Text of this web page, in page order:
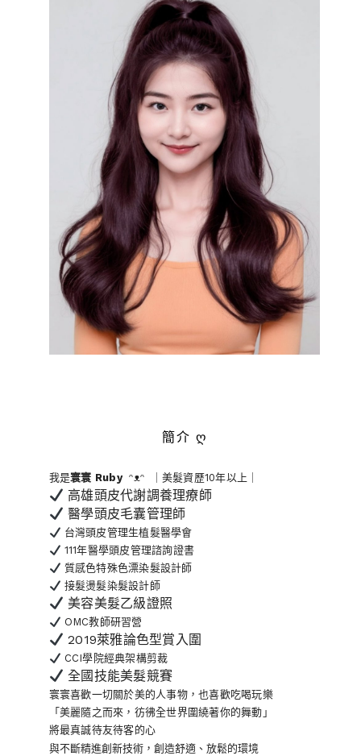
簡介 ღ
我是寰寰 Rubyᵔᴥᵔ ｜美髮資歷10年以上｜
高雄頭皮代謝調養理療師
醫學頭皮毛囊管理師
台灣頭皮管理生植髮醫學會
111年醫學頭皮管理諮詢證書
質感色特殊色漂染髮設計師
接髮燙髮染髮設計師
美容美髮乙級證照
OMC教師研習營
2019萊雅論色型賞入圍
CCI學院經典架構剪裁
全國技能美髮競賽
寰寰喜歡一切關於美的人事物，也喜歡吃喝玩樂
「美麗隨之而來，彷彿全世界圍繞著你的舞動」
將最真誠待友待客的心
與不斷精進創新技術，創造舒適、放鬆的環境